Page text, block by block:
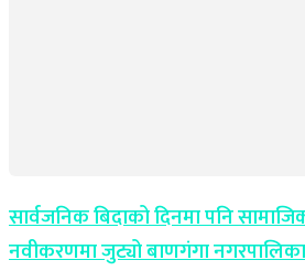
सार्वजनिक बिदाको दिनमा पनि
नवीकरणमा जुट्यो बाणगंगा